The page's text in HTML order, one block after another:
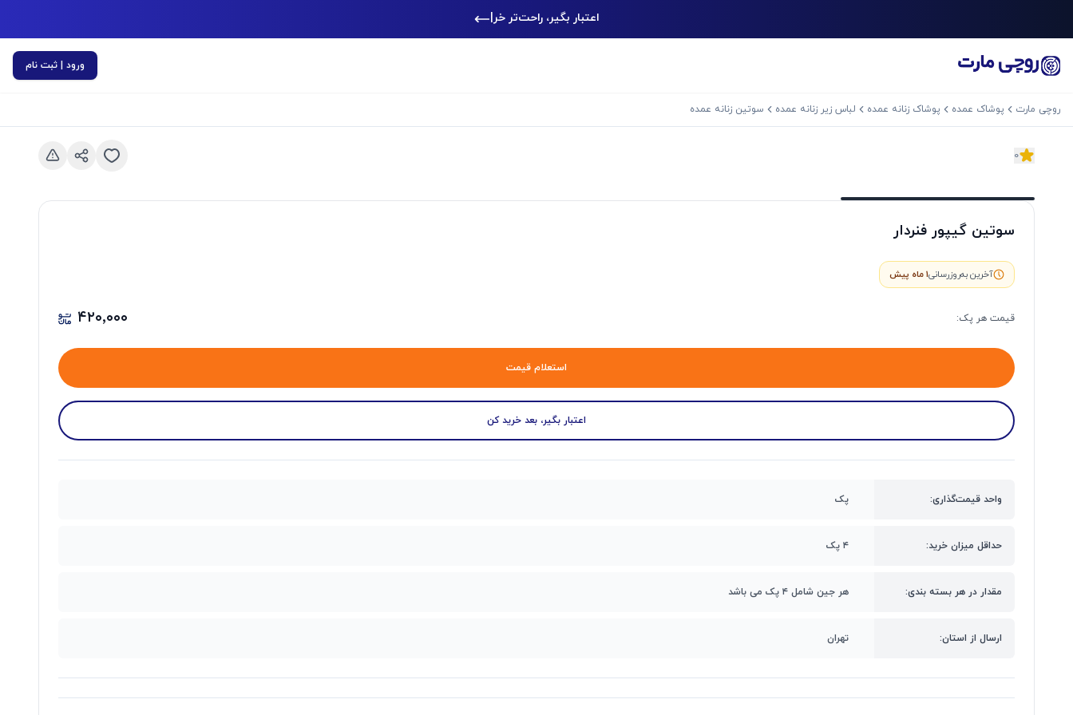
اعتبار بگیر، راحت‌تر خرید کن|
ورود | ثبت نام
روچی مارت پوشاک عمده پوشاک زنانه عمده لباس زیر زنانه عمده سوتین زنانه عمده
0
سوتین گیپور فنردار
آخرین به‌روزرسانی1 ماه پیش
قیمت هر پک: ۴۲۰٬۰۰۰
استعلام قیمت
اعتبار بگیر، بعد خرید کن
واحد قیمت‌گذاری: پک
حداقل میزان خرید: ۴ پک
مقدار در هر بسته بندی: هر جین شامل ۴ پک می باشد
ارسال از استان: تهران